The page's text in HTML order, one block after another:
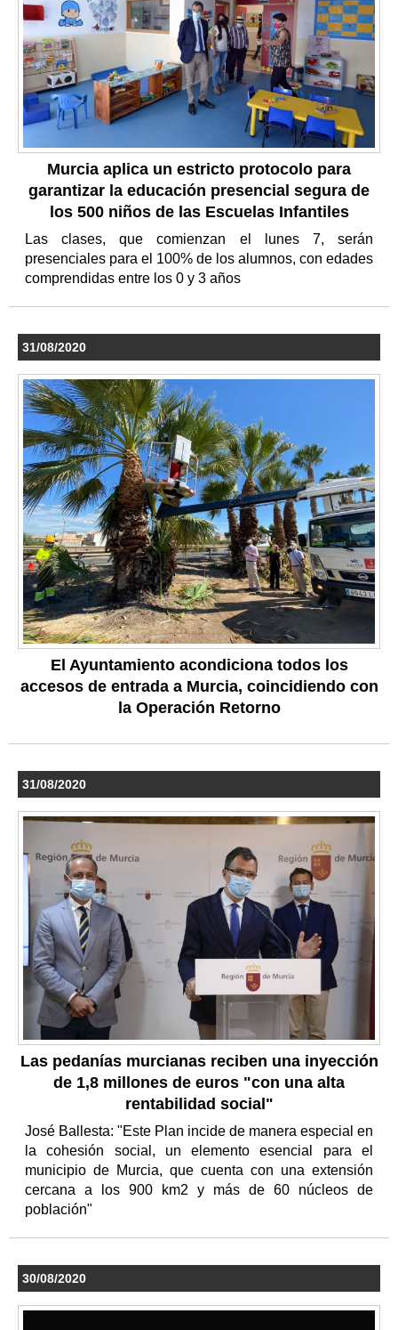
Murcia aplica un estricto protocolo para
garantizar la educación presencial segura de
los 500 niños de las Escuelas Infantiles
Las clases, que comienzan el lunes 7, serán
presenciales para el 100% de los alumnos, con edades
comprendidas entre los 0 y 3 años
31/08/2020
El Ayuntamiento acondiciona todos los
accesos de entrada a Murcia, coincidiendo con
la Operación Retorno
31/08/2020
Las pedanías murcianas reciben una inyección
de 1,8 millones de euros "con una alta
rentabilidad social"
José Ballesta: "Este Plan incide de manera especial en
la cohesión social, un elemento esencial para el
municipio de Murcia, que cuenta con una extensión
cercana a los 900 km2 y más de 60 núcleos de
población"
30/08/2020